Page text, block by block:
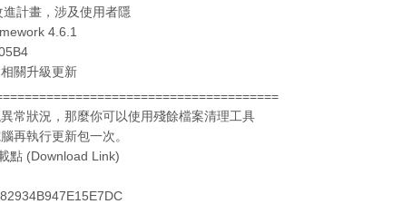
計畫，涉及使用者隱
4.6.1
關升級更新
常狀況，那麼你可以使用殘餘檔案清理工具
再執行更新包一次。
點 (Download Link)